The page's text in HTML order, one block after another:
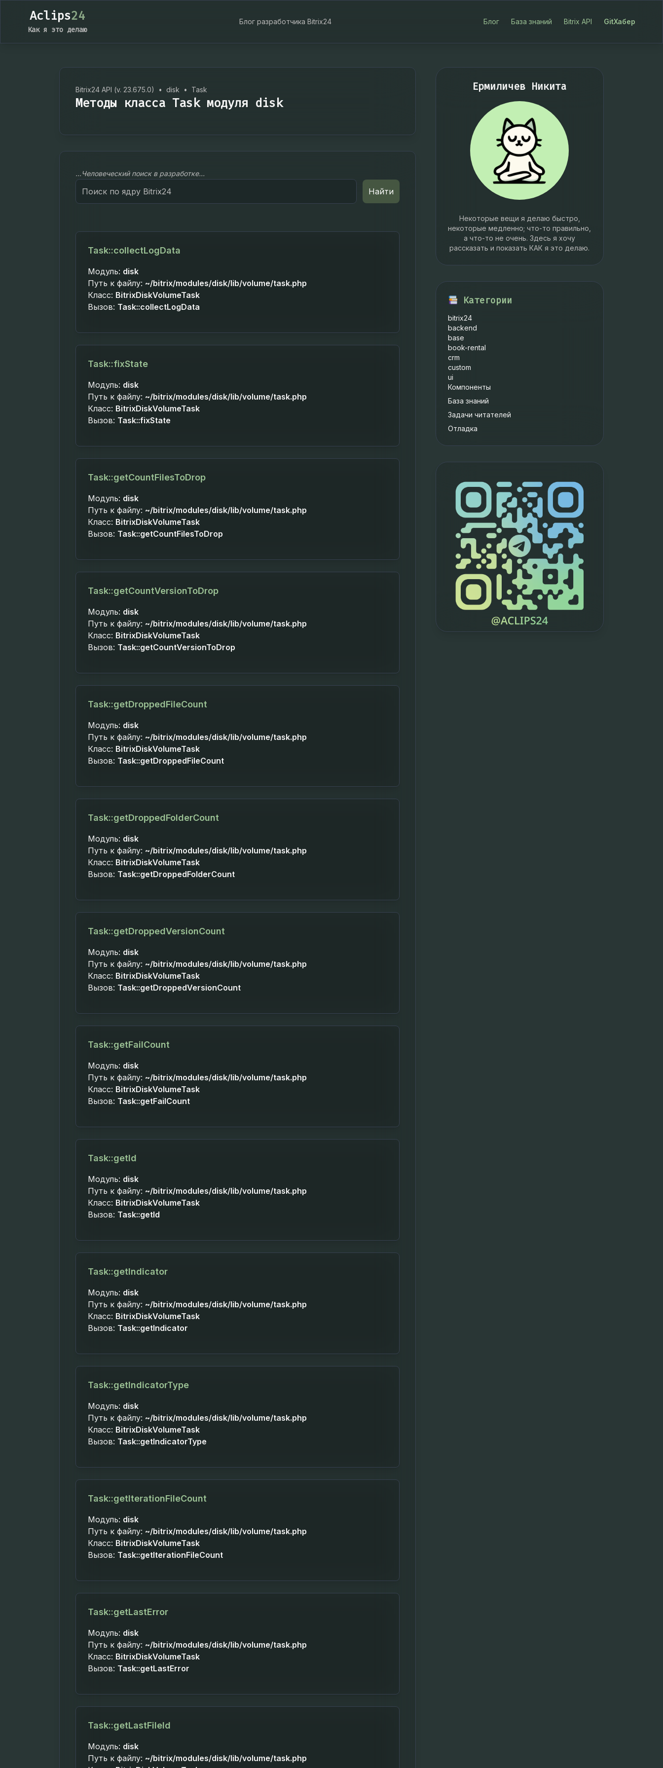
Aclips24
Как я это делаю
Блог разработчика Bitrix24 Блог База знаний Bitrix API GitХабер
Bitrix24 API (v. 23.675.0) • disk • Task
Методы класса Task модуля disk
...Человеческий поиск в разработке...
Search
for:
Найти
Task::collectLogData
Модуль: disk
Путь к файлу: ~/bitrix/modules/disk/lib/volume/task.php
Класс: BitrixDiskVolumeTask
Вызов: Task::collectLogData
Task::fixState
Модуль: disk
Путь к файлу: ~/bitrix/modules/disk/lib/volume/task.php
Класс: BitrixDiskVolumeTask
Вызов: Task::fixState
Task::getCountFilesToDrop
Модуль: disk
Путь к файлу: ~/bitrix/modules/disk/lib/volume/task.php
Класс: BitrixDiskVolumeTask
Вызов: Task::getCountFilesToDrop
Task::getCountVersionToDrop
Модуль: disk
Путь к файлу: ~/bitrix/modules/disk/lib/volume/task.php
Класс: BitrixDiskVolumeTask
Вызов: Task::getCountVersionToDrop
Task::getDroppedFileCount
Модуль: disk
Путь к файлу: ~/bitrix/modules/disk/lib/volume/task.php
Класс: BitrixDiskVolumeTask
Вызов: Task::getDroppedFileCount
Task::getDroppedFolderCount
Модуль: disk
Путь к файлу: ~/bitrix/modules/disk/lib/volume/task.php
Класс: BitrixDiskVolumeTask
Вызов: Task::getDroppedFolderCount
Task::getDroppedVersionCount
Модуль: disk
Путь к файлу: ~/bitrix/modules/disk/lib/volume/task.php
Класс: BitrixDiskVolumeTask
Вызов: Task::getDroppedVersionCount
Task::getFailCount
Модуль: disk
Путь к файлу: ~/bitrix/modules/disk/lib/volume/task.php
Класс: BitrixDiskVolumeTask
Вызов: Task::getFailCount
Task::getId
Модуль: disk
Путь к файлу: ~/bitrix/modules/disk/lib/volume/task.php
Класс: BitrixDiskVolumeTask
Вызов: Task::getId
Task::getIndicator
Модуль: disk
Путь к файлу: ~/bitrix/modules/disk/lib/volume/task.php
Класс: BitrixDiskVolumeTask
Вызов: Task::getIndicator
Task::getIndicatorType
Модуль: disk
Путь к файлу: ~/bitrix/modules/disk/lib/volume/task.php
Класс: BitrixDiskVolumeTask
Вызов: Task::getIndicatorType
Task::getIterationFileCount
Модуль: disk
Путь к файлу: ~/bitrix/modules/disk/lib/volume/task.php
Класс: BitrixDiskVolumeTask
Вызов: Task::getIterationFileCount
Task::getLastError
Модуль: disk
Путь к файлу: ~/bitrix/modules/disk/lib/volume/task.php
Класс: BitrixDiskVolumeTask
Вызов: Task::getLastError
Task::getLastFileId
Модуль: disk
Путь к файлу: ~/bitrix/modules/disk/lib/volume/task.php
Ермиличев Никита
Некоторые вещи я делаю быстро,
некоторые медленно; что-то правильно,
а что-то не очень. Здесь я хочу
рассказать и показать КАК я это делаю.
Категории
bitrix24
backend
base
book-rental
crm
custom
ui
Компоненты
База знаний
Задачи читателей
Отладка